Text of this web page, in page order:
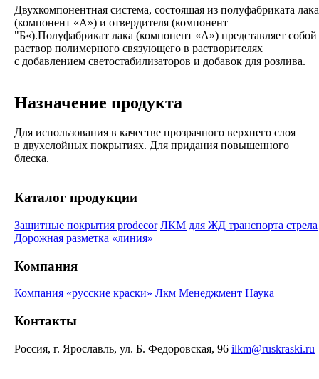
Двухкомпонентная система, состоящая из полуфабриката лака
(компонент «А») и отвердителя (компонент
"Б«).Полуфабрикат лака (компонент «А») представляет собой
раствор полимерного связующего в растворителях
с добавлением светостабилизаторов и добавок для розлива.
Назначение продукта
Для использования в качестве прозрачного верхнего слоя
в двухслойных покрытиях. Для придания повышенного
блеска.
Каталог продукции
Защитные покрытия prodecor ЛКМ для ЖД транспорта стрела
Дорожная разметка «линия»
Компания
Компания «русские краски» Лкм Менеджмент Наука
Контакты
Россия, г. Ярославль, ул. Б. Федоровская, 96 ilkm@ruskraski.ru